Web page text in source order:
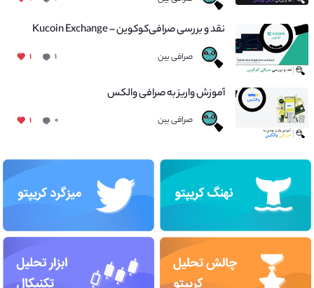
نقد و بررسی صرافی‌کوکوین – Kucoin Exchange
صرافی بین ۱ ۱
آموزش واریز به صرافی والکس
صرافی بین ۰ ۱